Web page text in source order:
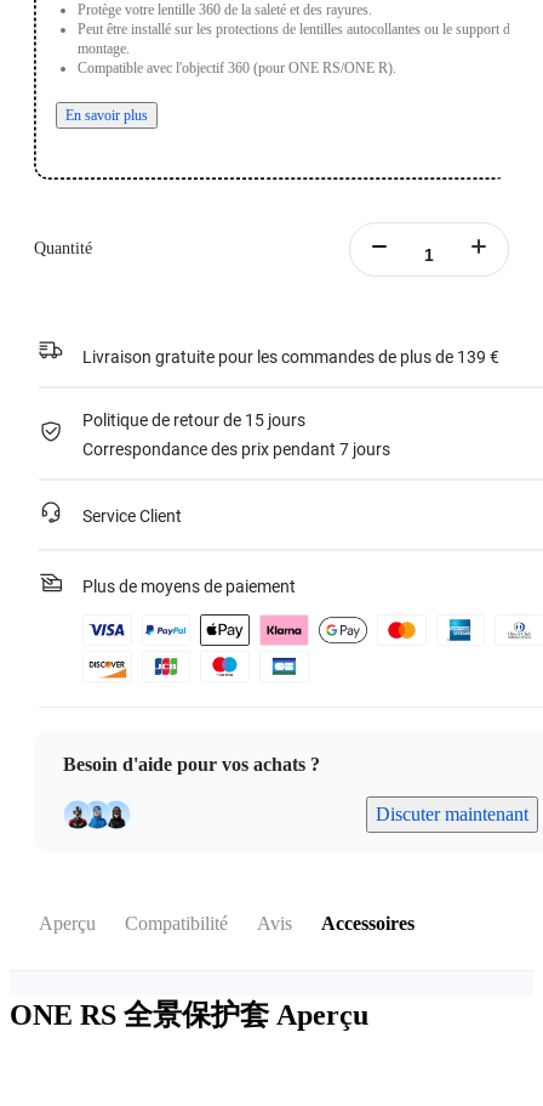
Protège votre lentille 360 de la saleté et des rayures.
Peut être installé sur les protections de lentilles autocollantes ou le support de
montage.
Compatible avec l'objectif 360 (pour ONE RS/ONE R).
En savoir plus
Quantité
Livraison gratuite pour les commandes de plus de 139 €
Politique de retour de 15 jours
Correspondance des prix pendant 7 jours
Service Client
Plus de moyens de paiement
Besoin d'aide pour vos achats ?
Discuter maintenant
Aperçu Compatibilité Avis Accessoires
ONE RS 全景保护套 Aperçu